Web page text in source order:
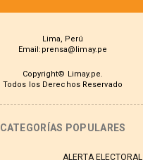
Lima, Perú
Email:prensa@limay.pe
Copyright© Limay.pe.
Todos los Derechos Reservado
CATEGORÍAS POPULARES
ALERTA ELECTORAL